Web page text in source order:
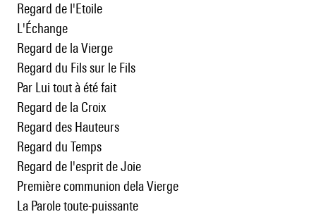
Regard de l'Etoile
L'Échange
Regard de la Vierge
Regard du Fils sur le Fils
Par Lui tout à été fait
Regard de la Croix
Regard des Hauteurs
Regard du Temps
Regard de l'esprit de Joie
Première communion dela Vierge
La Parole toute-puissante